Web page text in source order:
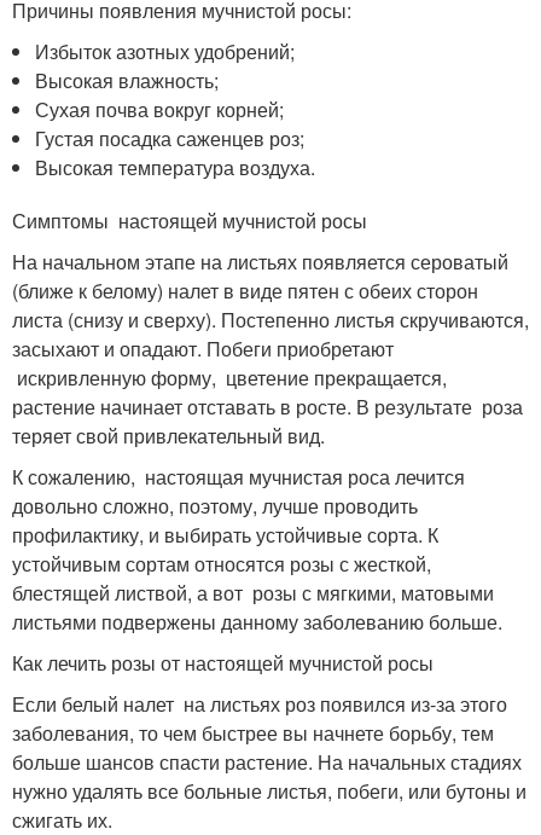
Причины появления мучнистой росы:
Избыток азотных удобрений;
Высокая влажность;
Сухая почва вокруг корней;
Густая посадка саженцев роз;
Высокая температура воздуха.
Симптомы настоящей мучнистой росы
На начальном этапе на листьях появляется сероватый
(ближе к белому) налет в виде пятен с обеих сторон
листа (снизу и сверху). Постепенно листья скручиваются,
засыхают и опадают. Побеги приобретают
искривленную форму, цветение прекращается,
растение начинает отставать в росте. В результате роза
теряет свой привлекательный вид.
К сожалению, настоящая мучнистая роса лечится
довольно сложно, поэтому, лучше проводить
профилактику, и выбирать устойчивые сорта. К
устойчивым сортам относятся розы с жесткой,
блестящей листвой, а вот розы с мягкими, матовыми
листьями подвержены данному заболеванию больше.
Как лечить розы от настоящей мучнистой росы
Если белый налет на листьях роз появился из-за этого
заболевания, то чем быстрее вы начнете борьбу, тем
больше шансов спасти растение. На начальных стадиях
нужно удалять все больные листья, побеги, или бутоны и
сжигать их.